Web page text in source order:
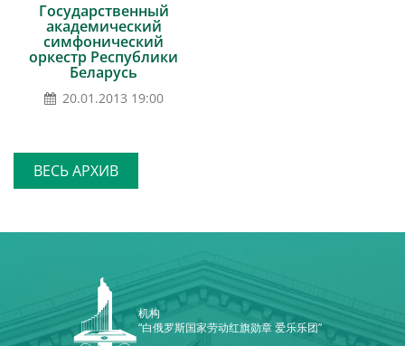
Государственный
академический
симфонический
оркестр Республики
Беларусь
20.01.2013 19:00
ВЕСЬ АРХИВ
机构
“白俄罗斯国家劳动红旗勋章 爱乐乐团”